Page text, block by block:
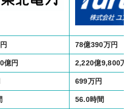
78億390万円
億円 2,220億9,800万
699万円
56.0時間